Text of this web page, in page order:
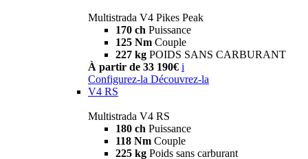
Multistrada V4 Pikes Peak
170 ch Puissance
125 Nm Couple
227 kg POIDS SANS CARBURANT
À partir de 33 190€ i
Configurez-la Découvrez-la
V4 RS
Multistrada V4 RS
180 ch Puissance
118 Nm Couple
225 kg Poids sans carburant